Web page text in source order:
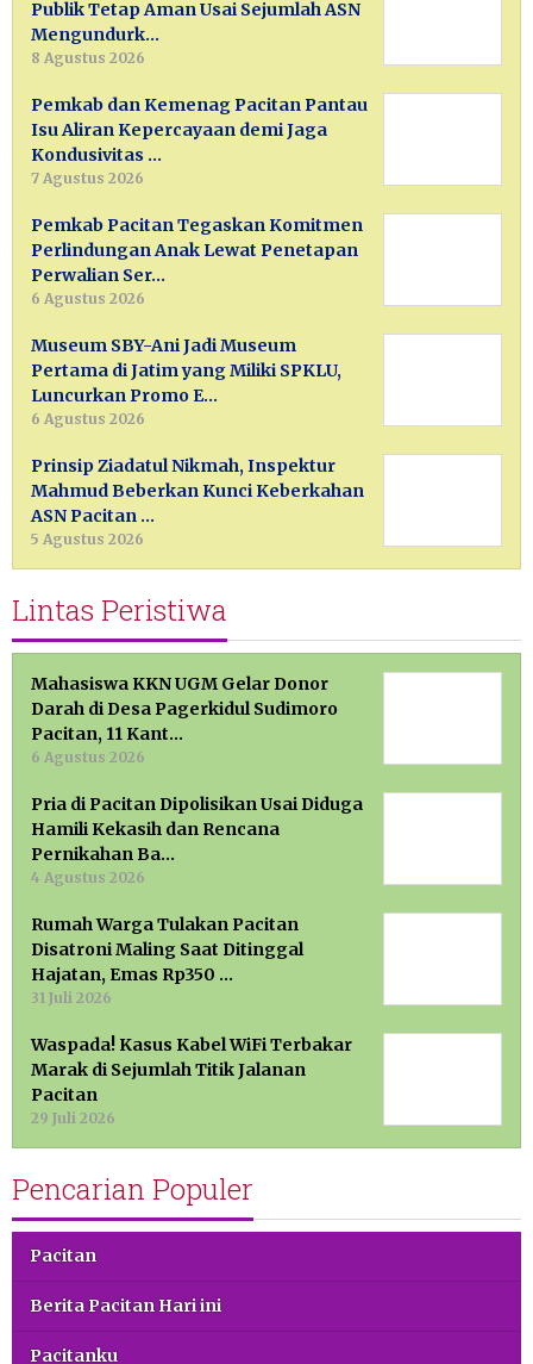
Publik Tetap Aman Usai Sejumlah ASN
Mengundurk…
8 Agustus 2026
Pemkab dan Kemenag Pacitan Pantau
Isu Aliran Kepercayaan demi Jaga
Kondusivitas …
7 Agustus 2026
Pemkab Pacitan Tegaskan Komitmen
Perlindungan Anak Lewat Penetapan
Perwalian Ser…
6 Agustus 2026
Museum SBY-Ani Jadi Museum
Pertama di Jatim yang Miliki SPKLU,
Luncurkan Promo E…
6 Agustus 2026
Prinsip Ziadatul Nikmah, Inspektur
Mahmud Beberkan Kunci Keberkahan
ASN Pacitan …
5 Agustus 2026
Lintas Peristiwa
Mahasiswa KKN UGM Gelar Donor
Darah di Desa Pagerkidul Sudimoro
Pacitan, 11 Kant…
6 Agustus 2026
Pria di Pacitan Dipolisikan Usai Diduga
Hamili Kekasih dan Rencana
Pernikahan Ba…
4 Agustus 2026
Rumah Warga Tulakan Pacitan
Disatroni Maling Saat Ditinggal
Hajatan, Emas Rp350 …
31 Juli 2026
Waspada! Kasus Kabel WiFi Terbakar
Marak di Sejumlah Titik Jalanan
Pacitan
29 Juli 2026
Pencarian Populer
Pacitan
Berita Pacitan Hari ini
Pacitanku